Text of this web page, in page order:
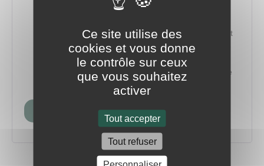
Ce site utilise des
cookies et vous donne
le contrôle sur ceux
que vous souhaitez
activer
Tout accepter
Tout refuser
Personnaliser
demandes précédenteset relancez-les en
Créez votre carnet d’adresses en sauvegardant
les contacts des distributeurs les plus proches de
pour ne manquer aucune
information ou nouveauté du marché.
Créer mon compte